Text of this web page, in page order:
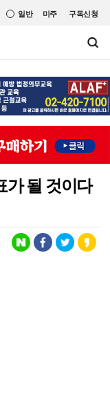
미주 구독신청
일반
가 될 것이다